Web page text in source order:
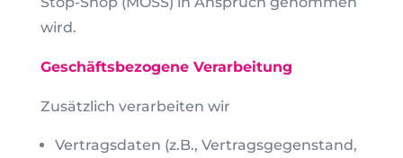
wird.
Geschäftsbezogene Verarbeitung
Zusätzlich verarbeiten wir
Vertragsdaten (z.B., Vertragsgegenstand,